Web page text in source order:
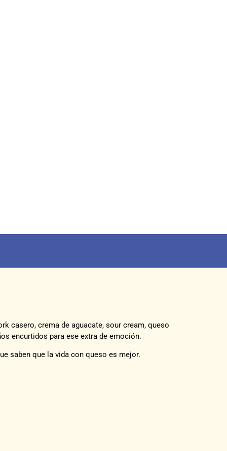
casero, crema de aguacate, sour cream, queso
encurtidos para ese extra de emoción.
saben que la vida con queso es mejor.